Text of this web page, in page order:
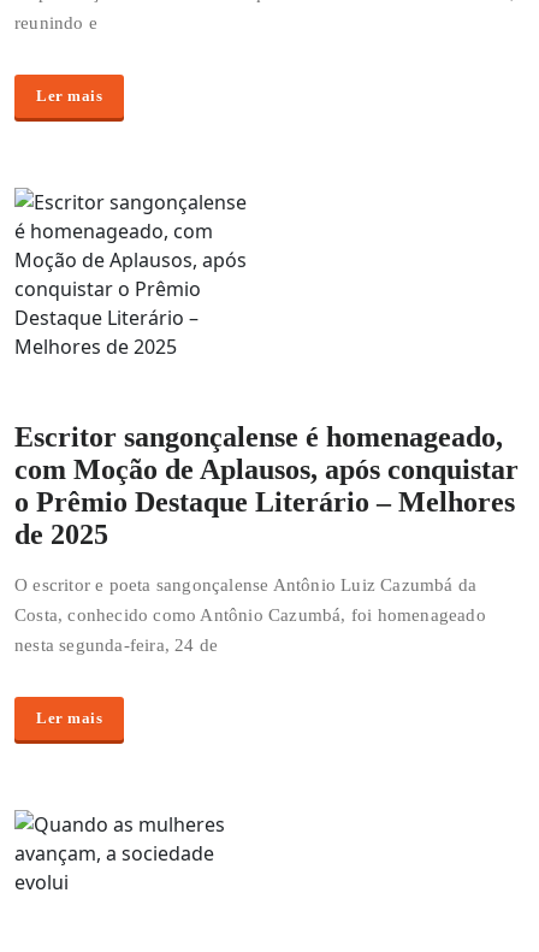
reunindo e
Ler mais
Escritor sangonçalense é homenageado,
com Moção de Aplausos, após conquistar
o Prêmio Destaque Literário – Melhores
de 2025
O escritor e poeta sangonçalense Antônio Luiz Cazumbá da
Costa, conhecido como Antônio Cazumbá, foi homenageado
nesta segunda-feira, 24 de
Ler mais